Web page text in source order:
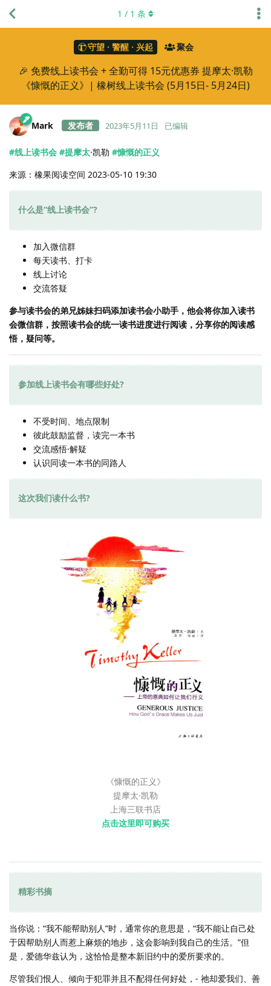
守望 · 警醒 · 兴起 聚会
🎉 免费线上读书会 + 全勤可得 15元优惠券 提摩太·凯勒
《慷慨的正义》| 橡树线上读书会 (5月15日- 5月24日)
1 / 1 条
Mark 2023年5月11日 已编辑
#线上读书会 #提摩太·凯勒 #慷慨的正义
来源：橡果阅读空间 2023-05-10 19:30
什么是“线上读书会”?
加入微信群
每天读书、打卡
线上讨论
交流答疑
参与读书会的弟兄姊妹扫码添加读书会小助手，他会将你加入读书
会微信群，按照读书会的统一读书进度进行阅读，分享你的阅读感
悟，疑问等。
参加线上读书会有哪些好处?
不受时间、地点限制
彼此鼓励监督，读完一本书
交流感悟·解疑
认识同读一本书的同路人
这次我们读什么书?
《慷慨的正义》
提摩太·凯勒
上海三联书店
点击这里即可购买
精彩书摘
当你说：“我不能帮助别人”时，通常你的意思是，“我不能让自己处
于因帮助别人而惹上麻烦的地步，这会影响到我自己的生活。”但
是，爱德华兹认为，这恰恰是整本新旧约中的爱所要求的。
尽管我们恨人、倾向于犯罪并且不配得任何好处，- 祂却爱我们、善